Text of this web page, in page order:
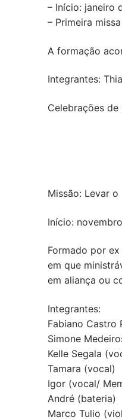
– Início: janeiro
– Primeira
A formação
Integrantes:
Celebrações
Missão: Levar
Início:
Formado por
em que
em aliança ou
Integrantes:
Fabiano Castro
Simone
Kelle Segala
Tamara (vocal)
Igor (vocal/
André (bateria)
Marco Tulio